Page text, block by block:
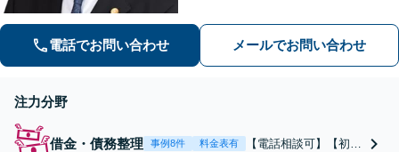
分】
電話でお問い合わせ メールでお問い合わせ
注力分野
借金・債務整理 事例8件 料金表有
【電話相談可】【初回